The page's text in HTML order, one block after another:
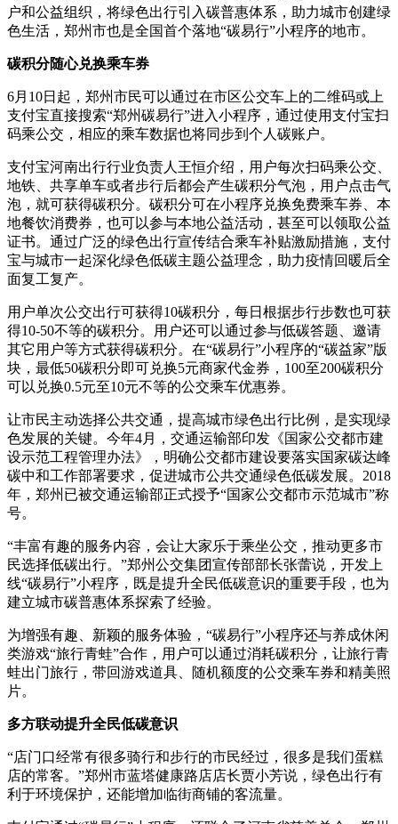
户和公益组织，将绿色出行引入碳普惠体系，助力城市创建绿
色生活，郑州市也是全国首个落地“碳易行”小程序的地市。
碳积分随心兑换乘车券
6月10日起，郑州市民可以通过在市区公交车上的二维码或上
支付宝直接搜索“郑州碳易行”进入小程序，通过使用支付宝扫
码乘公交，相应的乘车数据也将同步到个人碳账户。
支付宝河南出行行业负责人王恒介绍，用户每次扫码乘公交、
地铁、共享单车或者步行后都会产生碳积分气泡，用户点击气
泡，就可获得碳积分。碳积分可在小程序兑换免费乘车券、本
地餐饮消费券，也可以参与本地公益活动，甚至可以领取公益
证书。通过广泛的绿色出行宣传结合乘车补贴激励措施，支付
宝与城市一起深化绿色低碳主题公益理念，助力疫情回暖后全
面复工复产。
用户单次公交出行可获得10碳积分，每日根据步行步数也可获
得10-50不等的碳积分。用户还可以通过参与低碳答题、邀请
其它用户等方式获得碳积分。在“碳易行”小程序的“碳益家”版
块，最低50碳积分即可兑换5元商家代金券，100至200碳积分
可以兑换0.5元至10元不等的公交乘车优惠券。
让市民主动选择公共交通，提高城市绿色出行比例，是实现绿
色发展的关键。今年4月，交通运输部印发《国家公交都市建
设示范工程管理办法》，明确公交都市建设要落实国家碳达峰
碳中和工作部署要求，促进城市公共交通绿色低碳发展。2018
年，郑州已被交通运输部正式授予“国家公交都市示范城市”称
号。
“丰富有趣的服务内容，会让大家乐于乘坐公交，推动更多市
民选择低碳出行。”郑州公交集团宣传部部长张蕾说，开发上
线“碳易行”小程序，既是提升全民低碳意识的重要手段，也为
建立城市碳普惠体系探索了经验。
为增强有趣、新颖的服务体验，“碳易行”小程序还与养成休闲
类游戏“旅行青蛙”合作，用户可以通过消耗碳积分，让旅行青
蛙出门旅行，带回游戏道具、随机额度的公交乘车券和精美照
片。
多方联动提升全民低碳意识
“店门口经常有很多骑行和步行的市民经过，很多是我们蛋糕
店的常客。”郑州市蓝塔健康路店店长贾小芳说，绿色出行有
利于环境保护，还能增加临街商铺的客流量。